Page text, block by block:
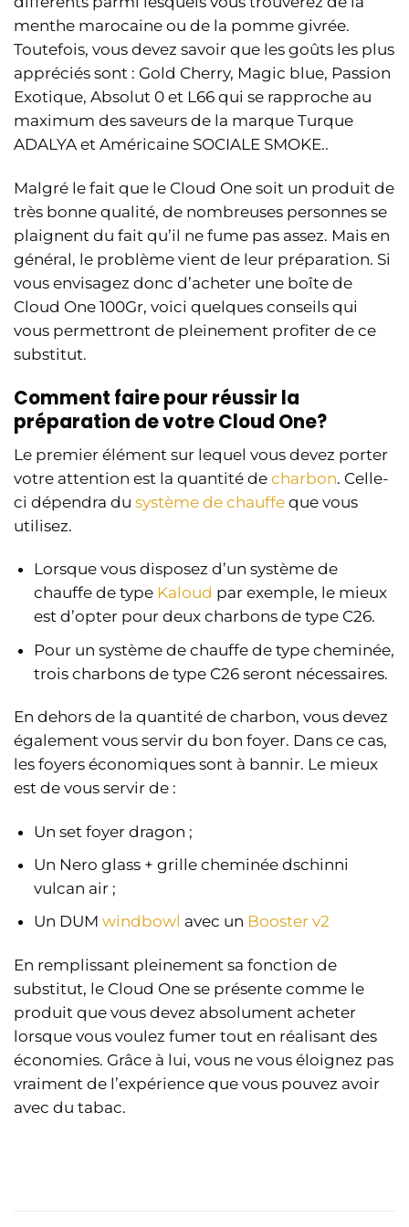
menthe marocaine ou de la pomme givrée.
Toutefois, vous devez savoir que les goûts les plus
appréciés sont : Gold Cherry, Magic blue, Passion
Exotique, Absolut 0 et L66 qui se rapproche au
maximum des saveurs de la marque Turque
ADALYA et Américaine SOCIALE SMOKE..
Malgré le fait que le Cloud One soit un produit de
très bonne qualité, de nombreuses personnes se
plaignent du fait qu’il ne fume pas assez. Mais en
général, le problème vient de leur préparation. Si
vous envisagez donc d’acheter une boîte de
Cloud One 100Gr, voici quelques conseils qui
vous permettront de pleinement profiter de ce
substitut.
Comment faire pour réussir la
préparation de votre Cloud One?
Le premier élément sur lequel vous devez porter
votre attention est la quantité de charbon. Celle-
ci dépendra du système de chauffe que vous
utilisez.
Lorsque vous disposez d’un système de
chauffe de type Kaloud par exemple, le mieux
est d’opter pour deux charbons de type C26.
Pour un système de chauffe de type cheminée,
trois charbons de type C26 seront nécessaires.
En dehors de la quantité de charbon, vous devez
également vous servir du bon foyer. Dans ce cas,
les foyers économiques sont à bannir. Le mieux
est de vous servir de :
Un set foyer dragon ;
Un Nero glass + grille cheminée dschinni
vulcan air ;
Un DUM windbowl avec un Booster v2
En remplissant pleinement sa fonction de
substitut, le Cloud One se présente comme le
produit que vous devez absolument acheter
lorsque vous voulez fumer tout en réalisant des
économies. Grâce à lui, vous ne vous éloignez pas
vraiment de l’expérience que vous pouvez avoir
avec du tabac.